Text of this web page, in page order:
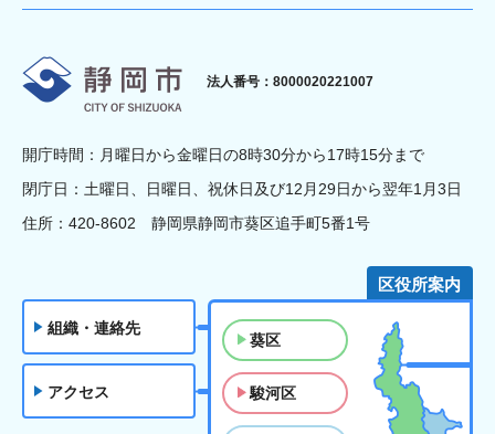
静岡市
法人番号：8000020221007
開庁時間：月曜日から金曜日の8時30分から17時15分まで
閉庁日：土曜日、日曜日、祝休日及び12月29日から翌年1月3日
住所：420-8602 静岡県静岡市葵区追手町5番1号
組織・連絡先
アクセス
区役所案内
葵区
駿河区